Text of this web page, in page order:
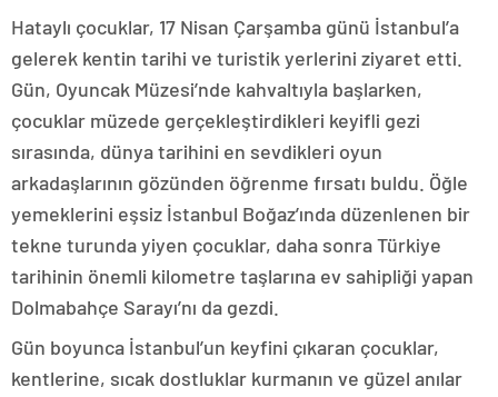
Hataylı çocuklar, 17 Nisan Çarşamba günü İstanbul’a
gelerek kentin tarihi ve turistik yerlerini ziyaret etti.
Gün, Oyuncak Müzesi’nde kahvaltıyla başlarken,
çocuklar müzede gerçekleştirdikleri keyifli gezi
sırasında, dünya tarihini en sevdikleri oyun
arkadaşlarının gözünden öğrenme fırsatı buldu. Öğle
yemeklerini eşsiz İstanbul Boğaz’ında düzenlenen bir
tekne turunda yiyen çocuklar, daha sonra Türkiye
tarihinin önemli kilometre taşlarına ev sahipliği yapan
Dolmabahçe Sarayı’nı da gezdi.
Gün boyunca İstanbul’un keyfini çıkaran çocuklar,
kentlerine, sıcak dostluklar kurmanın ve güzel anılar